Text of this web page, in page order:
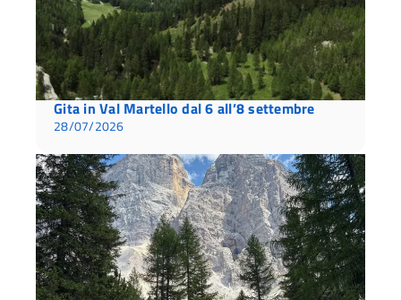
Gita in Val Martello dal 6 all’8 settembre
28/07/2026